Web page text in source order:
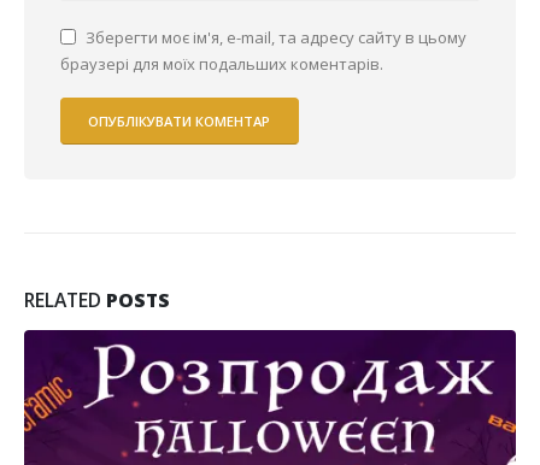
Зберегти моє ім'я, e-mail, та адресу сайту в цьому
браузері для моїх подальших коментарів.
RELATED POSTS